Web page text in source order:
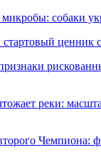
микробы: собаки
ценник
реки:
Чемпиона: